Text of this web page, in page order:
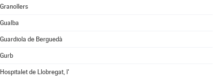
Granollers
Gualba
Guardiola de Berguedà
Gurb
Hospitalet de Llobregat, l'